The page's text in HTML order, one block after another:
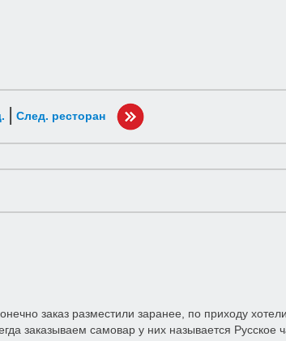
| След. ресторан
заказ разместили заранее, по приходу
заказываем самовар у них называется Русское